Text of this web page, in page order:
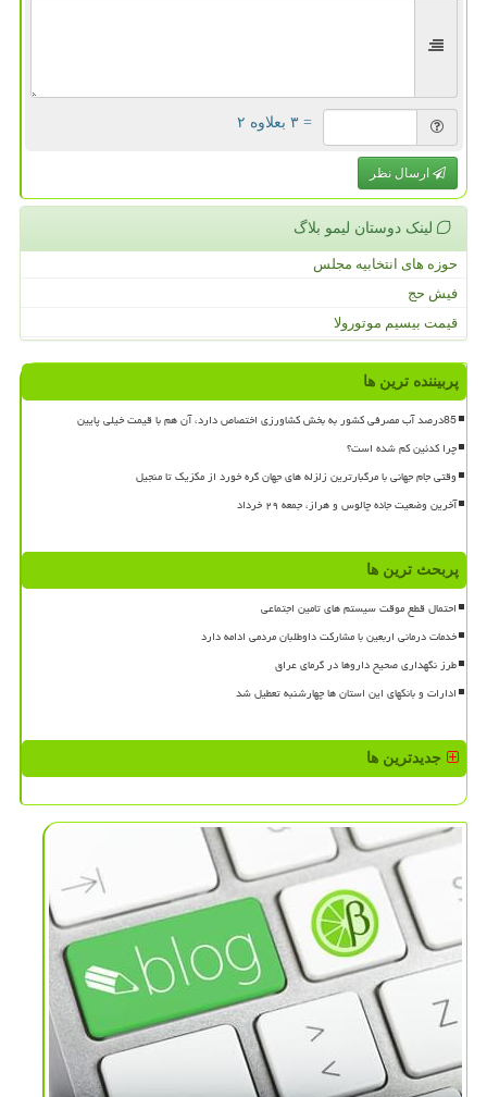
= ۳ بعلاوه ۲
ارسال نظر
لینک دوستان لیمو بلاگ
حوزه های انتخابیه مجلس
فیش حج
قیمت بیسیم موتورولا
پربیننده ترین ها
85درصد آب مصرفی کشور به بخش کشاورزی اختصاص دارد، آن هم با قیمت خیلی پایین
چرا کدئین کم شده است؟
وقتی جام جهانی با مرگبارترین زلزله های جهان گره خورد از مکزیک تا منجیل
آخرین وضعیت جاده چالوس و هراز، جمعه ۲۹ خرداد
پربحث ترین ها
احتمال قطع موقت سیستم های تامین اجتماعی
خدمات درمانی اربعین با مشارکت داوطلبان مردمی ادامه دارد
طرز نگهداری صحیح داروها در گرمای عراق
ادارات و بانکهای این استان ها چهارشنبه تعطیل شد
جدیدترین ها